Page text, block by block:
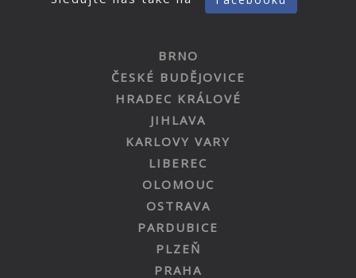
BRNO
ČESKÉ BUDĚJOVICE
HRADEC KRÁLOVÉ
JIHLAVA
KARLOVY VARY
LIBEREC
OLOMOUC
OSTRAVA
PARDUBICE
PLZEŇ
PRAHA